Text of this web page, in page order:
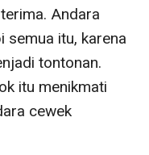
Andara
semua itu, karena
tontonan.
itu menikmati
cewek